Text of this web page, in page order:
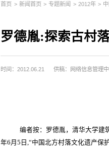
首页 > 新闻首页 > 专题新闻 > 2012年 >
罗德胤:探索古村
时间：2012.06.21 供稿：网络信息管理
编者按：罗德胤，清华大学建
年6月5日,“中国北方村落文化遗产保